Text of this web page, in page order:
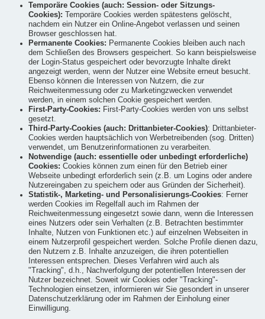
Temporäre Cookies (auch: Session- oder Sitzungs-
Cookies): Temporäre Cookies werden spätestens gelöscht,
nachdem ein Nutzer ein Online-Angebot verlassen und seinen
Browser geschlossen hat.
Permanente Cookies: Permanente Cookies bleiben auch nach
dem Schließen des Browsers gespeichert. So kann beispielsweise
der Login-Status gespeichert oder bevorzugte Inhalte direkt
angezeigt werden, wenn der Nutzer eine Website erneut besucht.
Ebenso können die Interessen von Nutzern, die zur
Reichweitenmessung oder zu Marketingzwecken verwendet
werden, in einem solchen Cookie gespeichert werden.
First-Party-Cookies: First-Party-Cookies werden von uns selbst
gesetzt.
Third-Party-Cookies (auch: Drittanbieter-Cookies): Drittanbieter-
Cookies werden hauptsächlich von Werbetreibenden (sog. Dritten)
verwendet, um Benutzerinformationen zu verarbeiten.
Notwendige (auch: essentielle oder unbedingt erforderliche)
Cookies: Cookies können zum einen für den Betrieb einer
Webseite unbedingt erforderlich sein (z.B. um Logins oder andere
Nutzereingaben zu speichern oder aus Gründen der Sicherheit).
Statistik-, Marketing- und Personalisierungs-Cookies: Ferner
werden Cookies im Regelfall auch im Rahmen der
Reichweitenmessung eingesetzt sowie dann, wenn die Interessen
eines Nutzers oder sein Verhalten (z.B. Betrachten bestimmter
Inhalte, Nutzen von Funktionen etc.) auf einzelnen Webseiten in
einem Nutzerprofil gespeichert werden. Solche Profile dienen dazu,
den Nutzern z.B. Inhalte anzuzeigen, die ihren potentiellen
Interessen entsprechen. Dieses Verfahren wird auch als
"Tracking", d.h., Nachverfolgung der potentiellen Interessen der
Nutzer bezeichnet. Soweit wir Cookies oder "Tracking"-
Technologien einsetzen, informieren wir Sie gesondert in unserer
Datenschutzerklärung oder im Rahmen der Einholung einer
Einwilligung.